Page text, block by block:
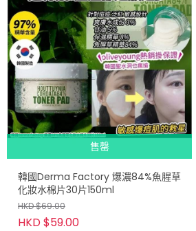
售罄
韓國Derma Factory 爆濃84%魚腥草
化妝水棉片30片150ml
HKD $69.00
HKD $59.00